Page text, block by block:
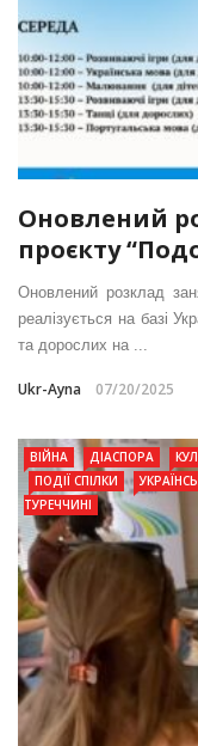
Оновлений
проєкту
Оновлений розклад
реалізується на базі
та дорослих на ...
Ukr-Ayna 07/20/2025
ВІЙНА ДІАСПОРА
ПОДІЇ СПІЛКИ
ТУРЕЧЧИНІ